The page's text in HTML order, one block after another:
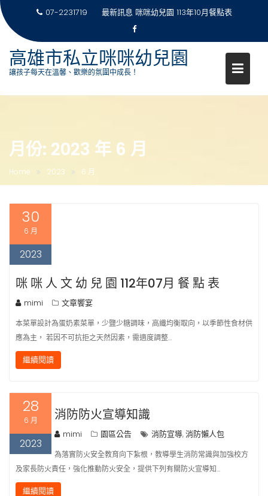
07-2231719 最新訊息 咪咪幼兒園 113年10月餐點表
高雄市私立咪咪幼兒園
讓孩子每天在溫馨、歡樂的氛圍中成長！
月份: 2023 年 6 月
Home 2023 6 月
30
6 月
2023
咪 咪 人 文 幼 兒 園 112年07月 餐 點 表
mimi 文章饗宴
本菜單設計為蛋奶素菜單，少鹽少糖調味，高纖均衡取向，以季節性食材供
應為主， 若因不可抗拒之天然因素，需適度調整…
繼續閱讀
28
6 月
2023
消防防火宣導知識
mimi 園區公告 消防宣導,消防懶人包
為落實防火安全教育向下紮根，教導學生消防常識與加強校方
及家長防火責任，強化推動防火安全，提供下列有關防火宣導知…
繼續閱讀